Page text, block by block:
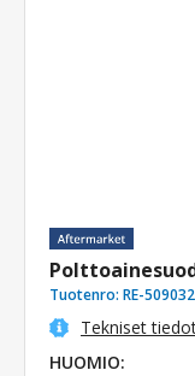
Tuotenro: RE-509032
Tekniset
HUOMIO: